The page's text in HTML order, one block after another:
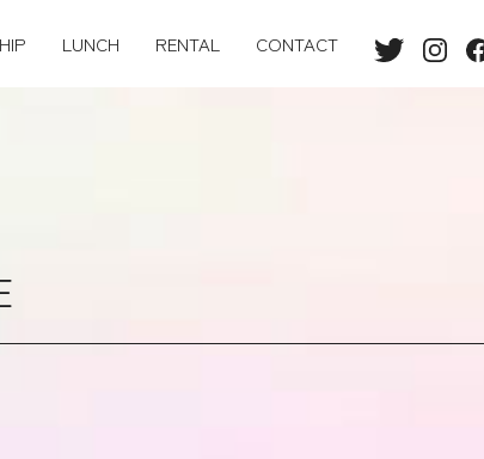
LUNCH RENTAL CONTACT